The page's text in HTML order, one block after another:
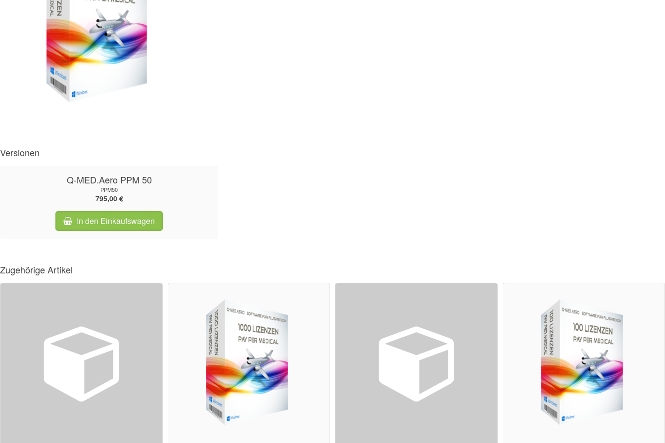
Versionen
Q-MED.Aero PPM 50
PPM50
795,00 €
In den Einkaufswagen
Zugehörige Artikel